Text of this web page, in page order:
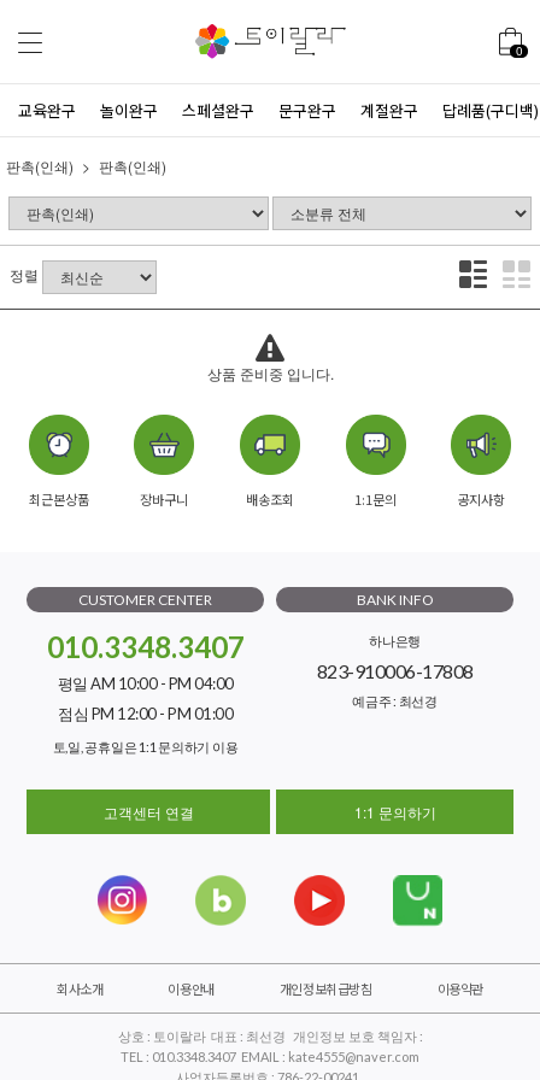
0
교육완구 놀이완구 스페셜완구 문구완구 계절완구 답례품(구디백)
판촉(인쇄) 판촉(인쇄)
정렬
상품 준비중 입니다.
최근본상품 장바구니 배송조회 1:1문의 공지사항
CUSTOMER CENTER
010.3348.3407
평일 AM 10:00 - PM 04:00
점심 PM 12:00 - PM 01:00
토,일, 공휴일은 1:1 문의하기 이용
BANK INFO
하나은행
823-910006-17808
예금주 : 최선경
고객센터 연결 1:1 문의하기
회사소개 이용안내 개인정보취급방침 이용약관
상호 : 토이랄라 대표 : 최선경 개인정보 보호 책임자 :
TEL : 010.3348.3407 EMAIL : kate4555@naver.com
사업자등록번호 : 786-22-00241